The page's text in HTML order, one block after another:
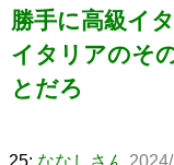
勝手に高級イ
イタリアのそ
とだろ
25: ななしさん